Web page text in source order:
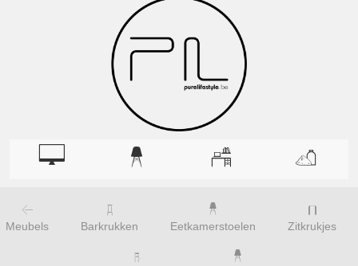
Meubels Barkrukken Eetkamerstoelen Zitkrukjes